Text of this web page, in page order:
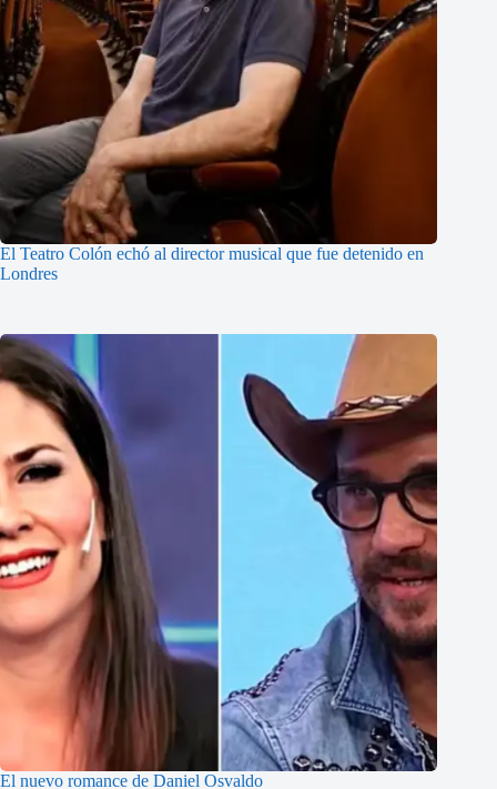
El Teatro Colón echó al director musical que fue detenido en
Londres
El nuevo romance de Daniel Osvaldo